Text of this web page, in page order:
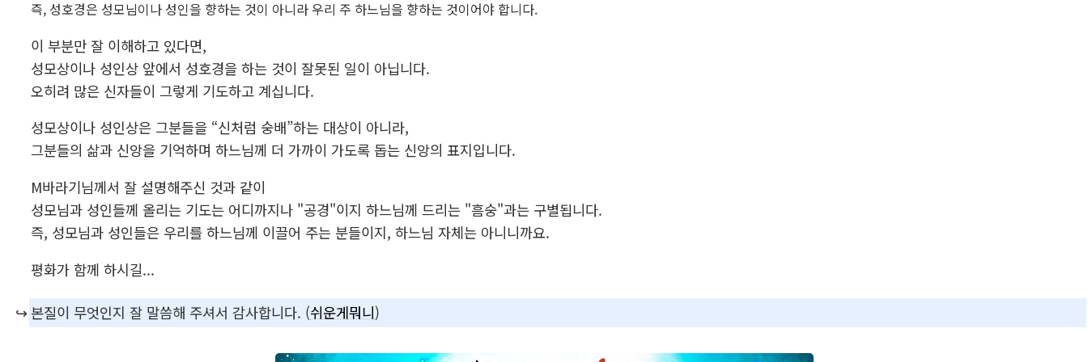
즉, 성호경은 성모님이나 성인을 향하는 것이 아니라 우리 주 하느님을 향하는 것이어야 합니다.
이 부분만 잘 이해하고 있다면,
성모상이나 성인상 앞에서 성호경을 하는 것이 잘못된 일이 아닙니다.
오히려 많은 신자들이 그렇게 기도하고 계십니다.
성모상이나 성인상은 그분들을 “신처럼 숭배”하는 대상이 아니라,
그분들의 삶과 신앙을 기억하며 하느님께 더 가까이 가도록 돕는 신앙의 표지입니다.
M바라기님께서 잘 설명해주신 것과 같이
성모님과 성인들께 올리는 기도는 어디까지나 "공경"이지 하느님께 드리는 "흠숭"과는 구별됩니다.
즉, 성모님과 성인들은 우리를 하느님께 이끌어 주는 분들이지, 하느님 자체는 아니니까요.
평화가 함께 하시길...
↪️ 본질이 무엇인지 잘 말씀해 주셔서 감사합니다. (쉬운게뭐니)